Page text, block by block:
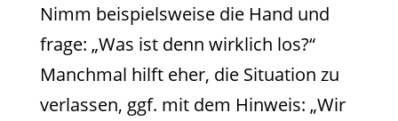
Nimm beispielsweise die Hand und
frage: „Was ist denn wirklich los?“
Manchmal hilft eher, die Situation zu
verlassen, ggf. mit dem Hinweis: „Wir